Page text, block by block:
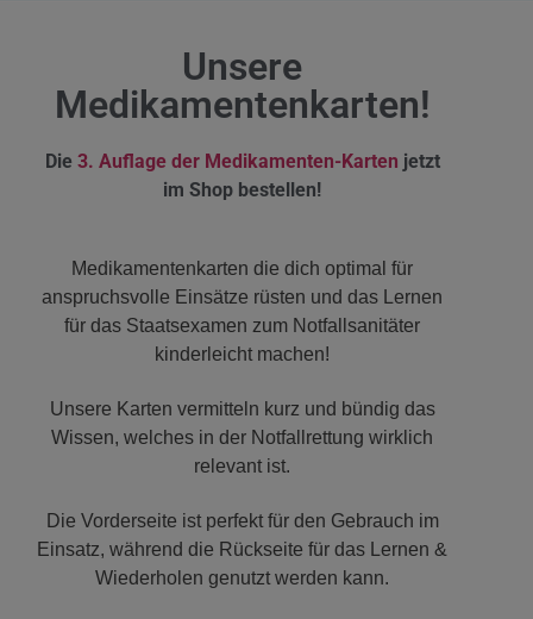
Unsere
Medikamentenkarten!
Die 3. Auflage der Medikamenten-Karten jetzt
im Shop bestellen!
Medikamentenkarten die dich optimal für
anspruchsvolle Einsätze rüsten und das Lernen
für das Staatsexamen zum Notfallsanitäter
kinderleicht machen!
Unsere Karten vermitteln kurz und bündig das
Wissen, welches in der Notfallrettung wirklich
relevant ist.
Die Vorderseite ist perfekt für den Gebrauch im
Einsatz, während die Rückseite für das Lernen &
Wiederholen genutzt werden kann.